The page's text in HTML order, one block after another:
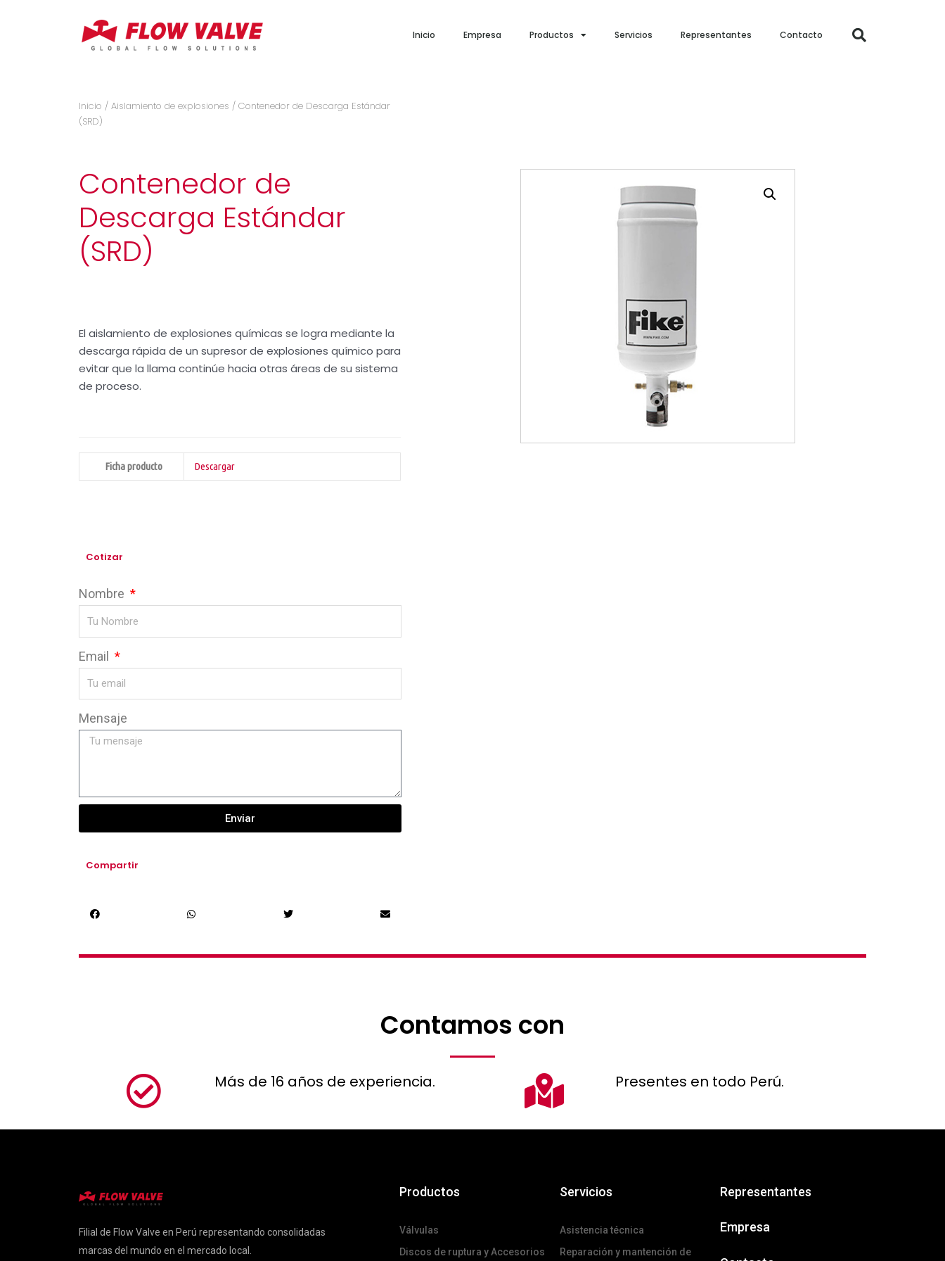
Inicio Empresa Productos Servicios Representantes Contacto
Inicio / Aislamiento de explosiones / Contenedor de Descarga Estándar
(SRD)
Contenedor de
Descarga Estándar
(SRD)
El aislamiento de explosiones químicas se logra mediante la
descarga rápida de un supresor de explosiones químico para
evitar que la llama continúe hacia otras áreas de su sistema
de proceso.
Ficha producto Descargar
Cotizar
Nombre
Email
Mensaje
Enviar
Compartir
Contamos con
Más de 16 años de experiencia. Presentes en todo Perú.
Filial de Flow Valve en Perú representando consolidadas
marcas del mundo en el mercado local.
Productos
Válvulas
Discos de ruptura y Accesorios
Servicios
Asistencia técnica
Reparación y mantención de
Representantes
Empresa